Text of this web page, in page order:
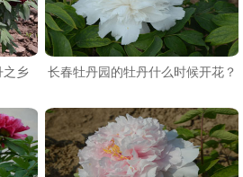
之乡 长春牡丹园的牡丹什么时候开花？